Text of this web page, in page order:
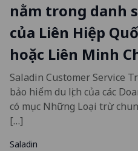
nằm trong danh
của Liên Hiệp
hoặc Liên Minh
Saladin Customer Service
bảo hiểm du lịch của các
có mục Những Loại trừ
[…]
Saladin